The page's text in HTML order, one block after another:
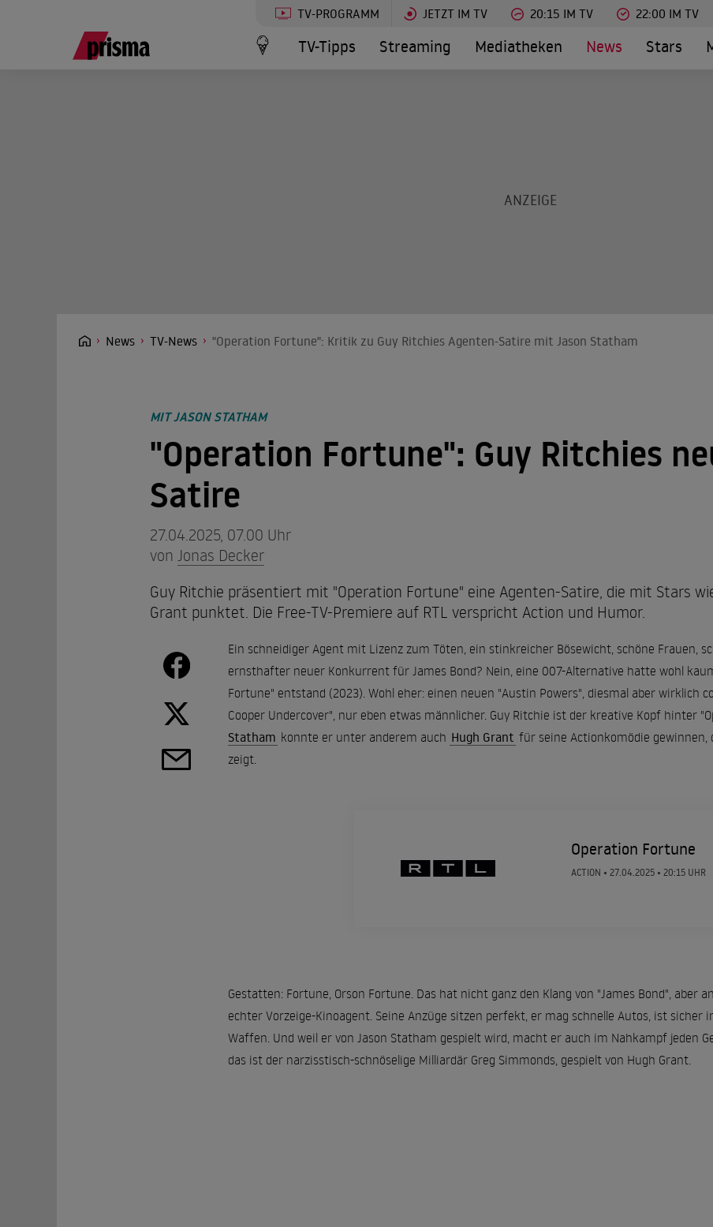
TV-PROGRAMM JETZT IM TV 20:15 IM TV 22:00 IM TV
TV-Tipps Streaming Mediatheken News Stars
News TV-News "Operation Fortune": Kritik zu Guy Ritchies Agenten-Satire mit Jason Statham
MIT JASON STATHAM
"Operation Fortune": Guy Ritchies
Satire
27.04.2025, 07.00 Uhr
von Jonas Decker
Guy Ritchie präsentiert mit "Operation Fortune" eine Agenten-Satire, die mit Stars
Grant punktet. Die Free-TV-Premiere auf RTL verspricht Action und Humor.
Ein schneidiger Agent mit Lizenz zum Töten, ein stinkreicher Bösewicht, schöne Frauen,
ernsthafter neuer Konkurrent für James Bond? Nein, eine 007-Alternative hatte wohl
Fortune" entstand (2023). Wohl eher: einen neuen "Austin Powers", diesmal aber wirklich
Cooper Undercover", nur eben etwas männlicher. Guy Ritchie ist der kreative Kopf hinter
Statham konnte er unter anderem auch Hugh Grant für seine Actionkomödie gewinnen,
zeigt.
Operation Fortune
ACTION • 27.04.2025• 20:15 UHR
Gestatten: Fortune, Orson Fortune. Das hat nicht ganz den Klang von "James Bond", aber
echter Vorzeige-Kinoagent. Seine Anzüge sitzen perfekt, er mag schnelle Autos, ist sicher
Waffen. Und weil er von Jason Statham gespielt wird, macht er auch im Nahkampf jeden
das ist der narzisstisch-schnöselige Milliardär Greg Simmonds, gespielt von Hugh Grant.